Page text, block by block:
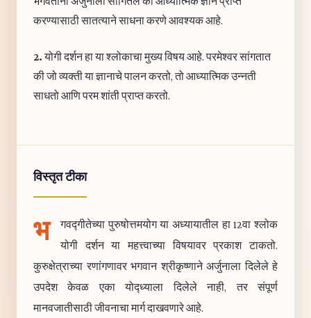
करण्यासाठी सातत्याने साधना करणे आवश्यक आहे.
2.योगी दर्शन हा या श्लोकाचा मुख्य विषय आहे. परमेश्वर सांगतात
की जो व्यक्ती या ज्ञानाचे पालन करतो, तो आध्यात्मिक उन्नती
साधतो आणि परम शांती प्राप्त करतो.
विस्तृत टीका
भ
गवद्गीतेच्या पुरुषोत्तमयोग या अध्यायातील हा 12वा श्लोक
योगी दर्शन या महत्त्वाच्या विषयावर प्रकाश टाकतो.
कुरुक्षेत्राच्या रणांगणावर भगवान श्रीकृष्णाने अर्जुनाला दिलेले हे
उपदेश केवळ एका योद्ध्याला दिलेले नाही, तर संपूर्ण
मानवजातीसाठी जीवनाचा मार्ग दाखवणारे आहे.